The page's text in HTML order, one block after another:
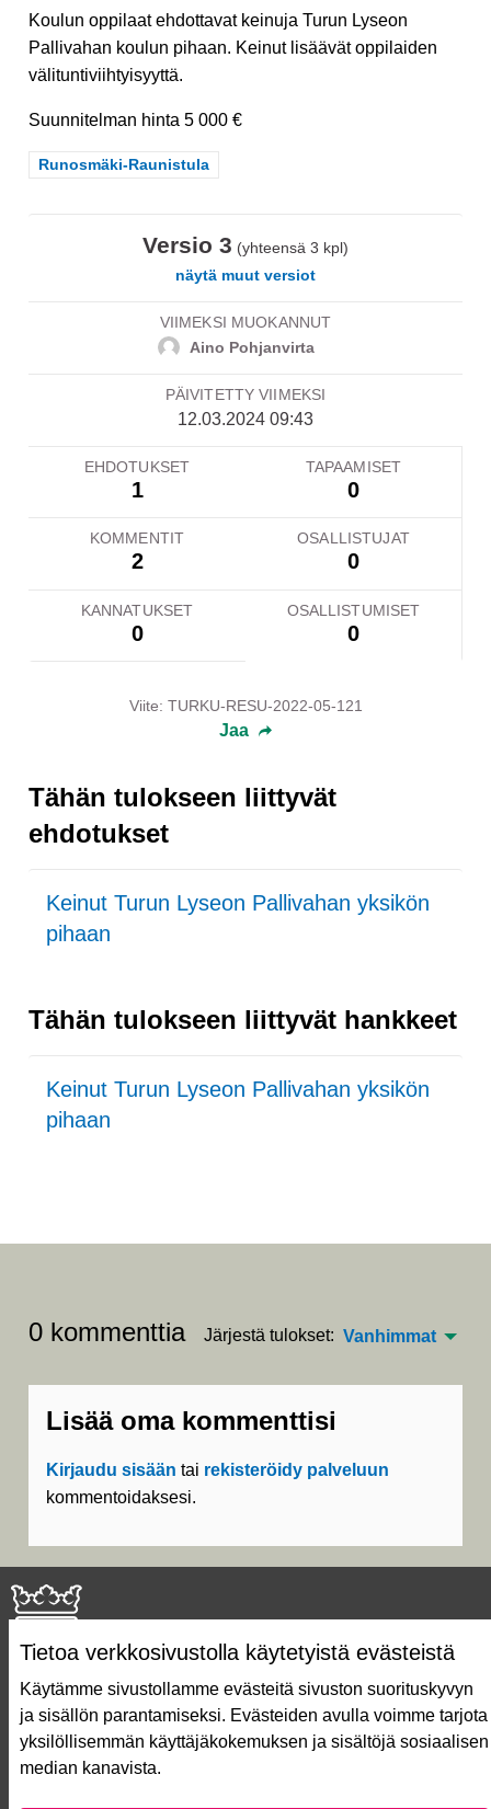
Tietoa verkkosivustolla käytetyistä evästeistä
Käytämme sivustollamme evästeitä sivuston suorituskyvyn
ja sisällön parantamiseksi. Evästeiden avulla voimme tarjota
yksilöllisemmän käyttäjäkokemuksen ja sisältöjä sosiaalisen
median kanavista.
Koulun oppilaat ehdottavat keinuja Turun Lyseon
Pallivahan koulun pihaan. Keinut lisäävät oppilaiden
välituntiviihtyisyyttä.
Suunnitelman hinta 5 000 €
Rajaa tulokset teeman mukaan: Runosmäki-Raunistula
Runosmäki-Raunistula
Versio 3 (yhteensä 3 kpl)
näytä muut versiot
VIIMEKSI MUOKANNUT
Aino Pohjanvirta
PÄIVITETTY VIIMEKSI
12.03.2024 09:43
EHDOTUKSET
1
TAPAAMISET
0
KOMMENTIT
2
OSALLISTUJAT
0
KANNATUKSET
0
OSALLISTUMISET
0
Viite: TURKU-RESU-2022-05-121
Jaa
Tähän tulokseen liittyvät
ehdotukset
Keinut Turun Lyseon Pallivahan yksikön
pihaan
Tähän tulokseen liittyvät hankkeet
Keinut Turun Lyseon Pallivahan yksikön
pihaan
0 kommenttia Järjestä tulokset: Vanhimmat
Lisää oma kommenttisi
Kirjaudu sisään tai rekisteröidy palveluun
kommentoidaksesi.
Näin äänestät Asukasbudjetissa
Asukasbudjetin vaiheet
Usein kysytyt kysymykset